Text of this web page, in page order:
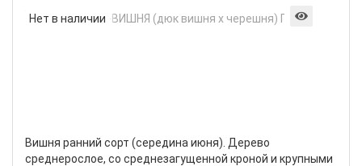
Нет в наличии
Вишня ранний сорт (середина июня). Дерево
среднерослое, со среднезагущенной кроной и крупными